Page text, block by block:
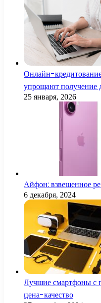
Онлайн-
упрощают получение
25 января, 2026
Айфон: взвешенное
6 декабря, 2024
Лучшие смартфоны с
цена-качество